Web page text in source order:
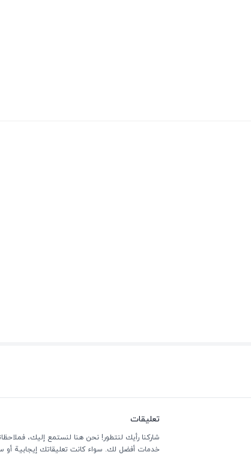
تعليقات
شاركنا رأيك لنتطور! نحن هنا لنستمع إليك،
خدمات أفضل لك. سواء كانت تعليقاتك إيجابية أو